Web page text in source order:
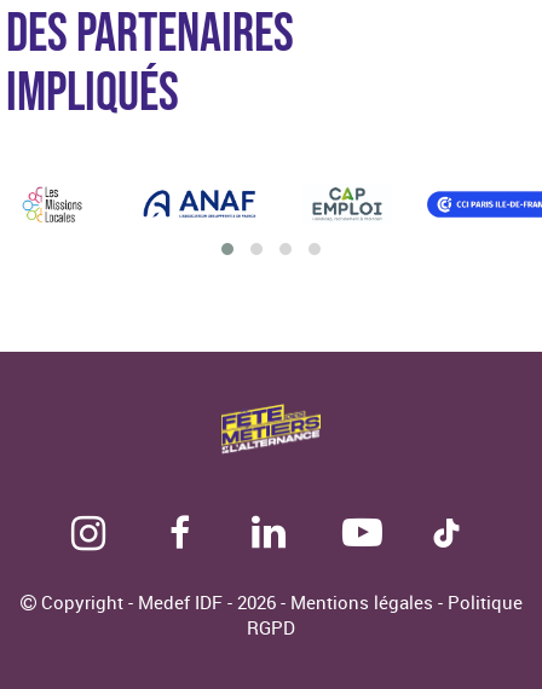
DES PARTENAIRES
IMPLIQUÉS
Copyright - Medef IDF - 2026 - Mentions légales - Politique
RGPD